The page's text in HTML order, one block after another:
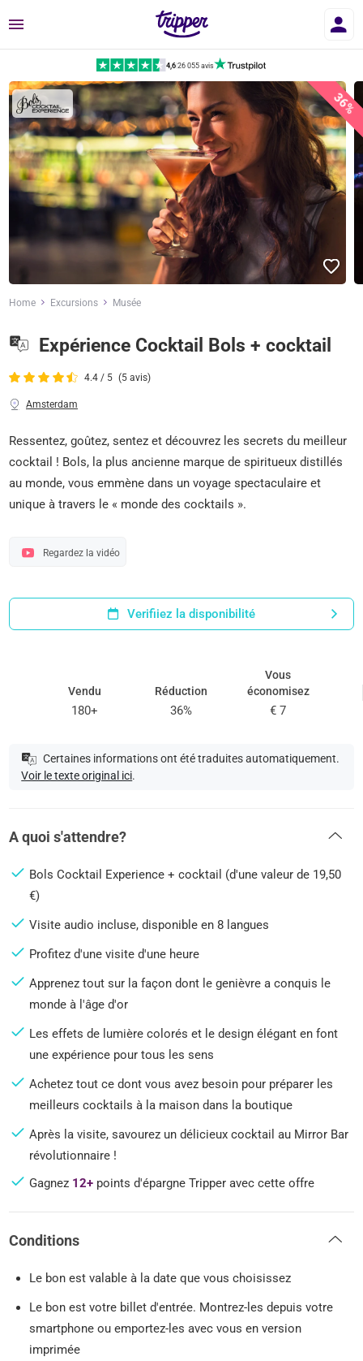
Menu
4,6|26 055 avis
36%
Home Excursions Musée
Expérience Cocktail Bols + cocktail
4.4 / 5 (5 avis)
Amsterdam
Ressentez, goûtez, sentez et découvrez les secrets du meilleur
cocktail ! Bols, la plus ancienne marque de spiritueux distillés
au monde, vous emmène dans un voyage spectaculaire et
unique à travers le « monde des cocktails ».
Regardez la vidéo
Verifiiez la disponibilité
Vendu
180+
Réduction
36%
Vous
économisez
€ 7
Certaines informations ont été traduites automatiquement.
Voir le texte original ici.
A quoi s'attendre?
Bols Cocktail Experience + cocktail (d'une valeur de 19,50
€)
Visite audio incluse, disponible en 8 langues
Profitez d'une visite d'une heure
Apprenez tout sur la façon dont le genièvre a conquis le
monde à l'âge d'or
Les effets de lumière colorés et le design élégant en font
une expérience pour tous les sens
Achetez tout ce dont vous avez besoin pour préparer les
meilleurs cocktails à la maison dans la boutique
Après la visite, savourez un délicieux cocktail au Mirror Bar
révolutionnaire !
Gagnez 12+ points d'épargne Tripper avec cette offre
Conditions
Le bon est valable à la date que vous choisissez
Le bon est votre billet d'entrée. Montrez-les depuis votre
smartphone ou emportez-les avec vous en version
imprimée